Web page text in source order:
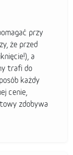
przy
że przed
a
trafi do
każdy
cenie,
zdobywa